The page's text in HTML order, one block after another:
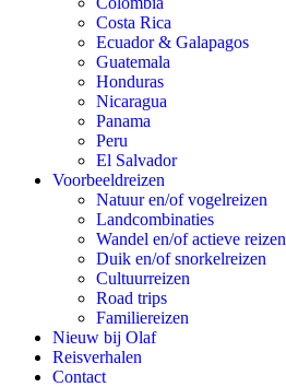
Costa Rica
Ecuador & Galapagos
Guatemala
Honduras
Nicaragua
Panama
Peru
El Salvador
Voorbeeldreizen
Natuur en/of vogelreizen
Landcombinaties
Wandel en/of actieve reizen
Duik en/of snorkelreizen
Cultuurreizen
Road trips
Familiereizen
Nieuw bij Olaf
Reisverhalen
Contact